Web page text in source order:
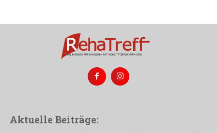
Aktuelle Beiträge: